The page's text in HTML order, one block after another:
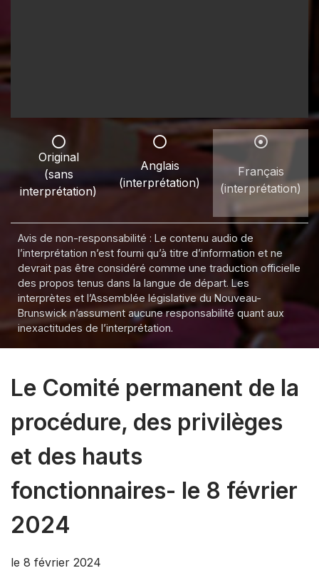
Original
(sans
interprétation)
Anglais
(interprétation)
Français
(interprétation)
Avis de non-responsabilité : Le contenu audio de
l’interprétation n’est fourni qu’à titre d’information et ne
devrait pas être considéré comme une traduction officielle
des propos tenus dans la langue de départ. Les
interprètes et l’Assemblée législative du Nouveau-
Brunswick n’assument aucune responsabilité quant aux
inexactitudes de l’interprétation.
Le Comité permanent de la
procédure, des privilèges
et des hauts
fonctionnaires- le 8 février
2024
le 8 février 2024